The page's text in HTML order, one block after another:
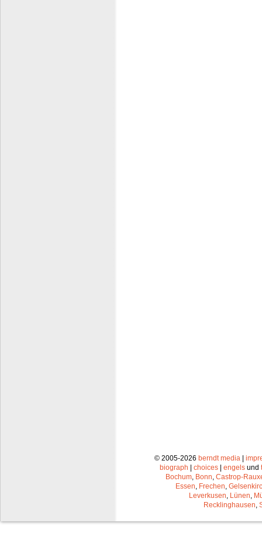
© 2005-2026 berndt media |
biograph | choices | engels und
Bochum Bonn Castrop-
Essen Frechen
Leverkusen Lünen
Recklinghausen